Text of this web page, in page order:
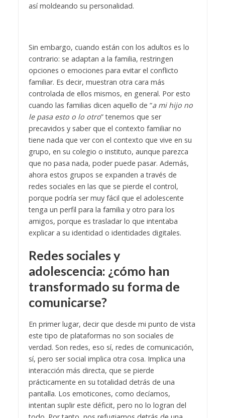
así moldeando su personalidad.
Sin embargo, cuando están con los adultos es lo
contrario: se adaptan a la familia, restringen
opciones o emociones para evitar el conflicto
familiar. Es decir, muestran otra cara más
controlada de ellos mismos, en general. Por esto
cuando las familias dicen aquello de “a mi hijo no
le pasa esto o lo otro” tenemos que ser
precavidos y saber que el contexto familiar no
tiene nada que ver con el contexto que vive en su
grupo, en su colegio o instituto, aunque parezca
que no pasa nada, poder puede pasar. Además,
ahora estos grupos se expanden a través de
redes sociales en las que se pierde el control,
porque podría ser muy fácil que el adolescente
tenga un perfil para la familia y otro para los
amigos, porque es trasladar lo que intentaba
explicar a su identidad o identidades digitales.
Redes sociales y
adolescencia: ¿cómo han
transformado su forma de
comunicarse?
En primer lugar, decir que desde mi punto de vista
este tipo de plataformas no son sociales de
verdad. Son redes, eso sí, redes de comunicación,
sí, pero ser social implica otra cosa. Implica una
interacción más directa, que se pierde
prácticamente en su totalidad detrás de una
pantalla. Los emoticones, como decíamos,
intentan suplir este déficit, pero no lo logran del